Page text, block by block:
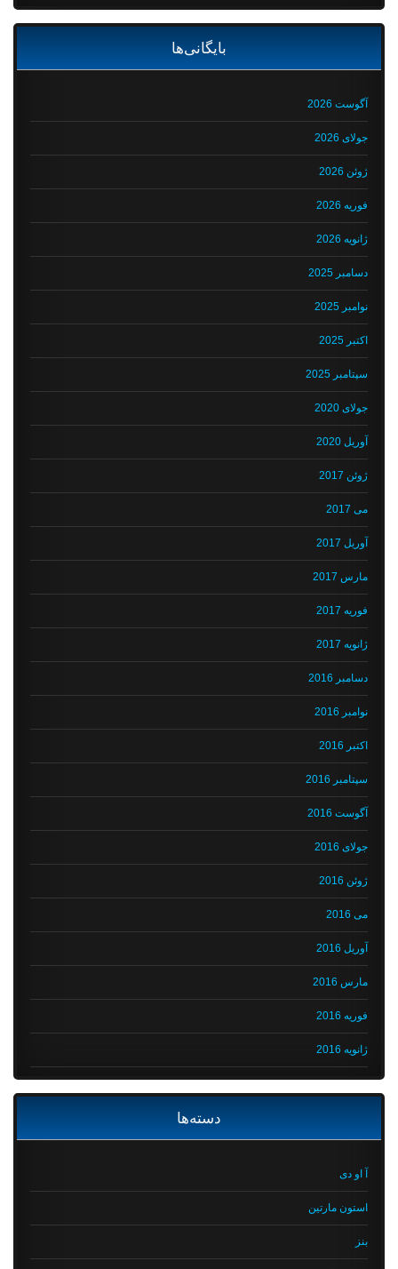
بایگانی‌ها
آگوست 2026
جولای 2026
ژوئن 2026
فوریه 2026
ژانویه 2026
دسامبر 2025
نوامبر 2025
اکتبر 2025
سپتامبر 2025
جولای 2020
آوریل 2020
ژوئن 2017
می 2017
آوریل 2017
مارس 2017
فوریه 2017
ژانویه 2017
دسامبر 2016
نوامبر 2016
اکتبر 2016
سپتامبر 2016
آگوست 2016
جولای 2016
ژوئن 2016
می 2016
آوریل 2016
مارس 2016
فوریه 2016
ژانویه 2016
دسته‌ها
آ او دی
استون مارتین